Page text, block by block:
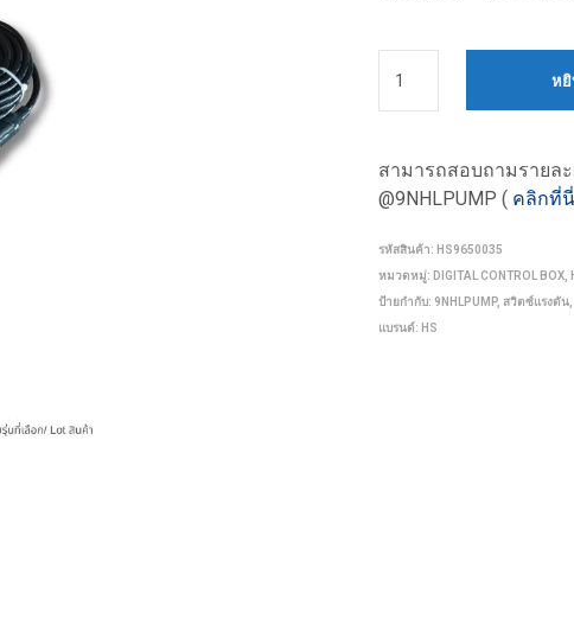
หยิ
สามารถสอบถามรายละ
@9NHLPUMP ( คลิกที่นี่
รหัสสินค้า: HS9650035
หมวดหมู่: DIGITAL CONTROL BOX
ป้ายกำกับ: 9NHLPUMP, สวิตซ์แรงดัน
แบรนด์: HS